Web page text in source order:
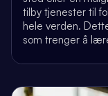
tilby tjenester til
hele verden.
som trenger å